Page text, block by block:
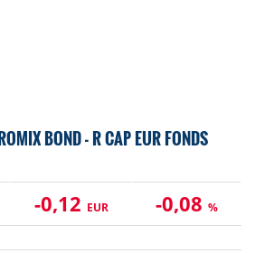
BOND - R CAP EUR FONDS
-0,12 EUR -0,08 %